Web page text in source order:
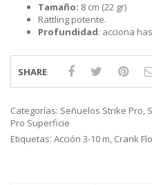
Tamaño: 8 cm (22 gr)
Rattling potente.
Profundidad: acciona
SHARE
Categorías: Señuelos Strike Pro,
Pro Superficie
Etiquetas: Acción 3-10 m, Crank